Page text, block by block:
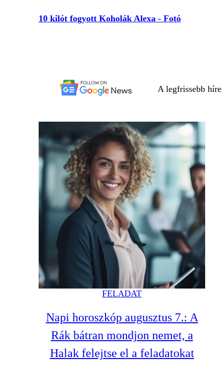
10 kilót fogyott Koholák Alexa - Fotó
A legfrissebb
FELADAT
Napi horoszkóp augusztus 7.: A
Rák bátran mondjon nemet, a
Halak felejtse el a feladatokat